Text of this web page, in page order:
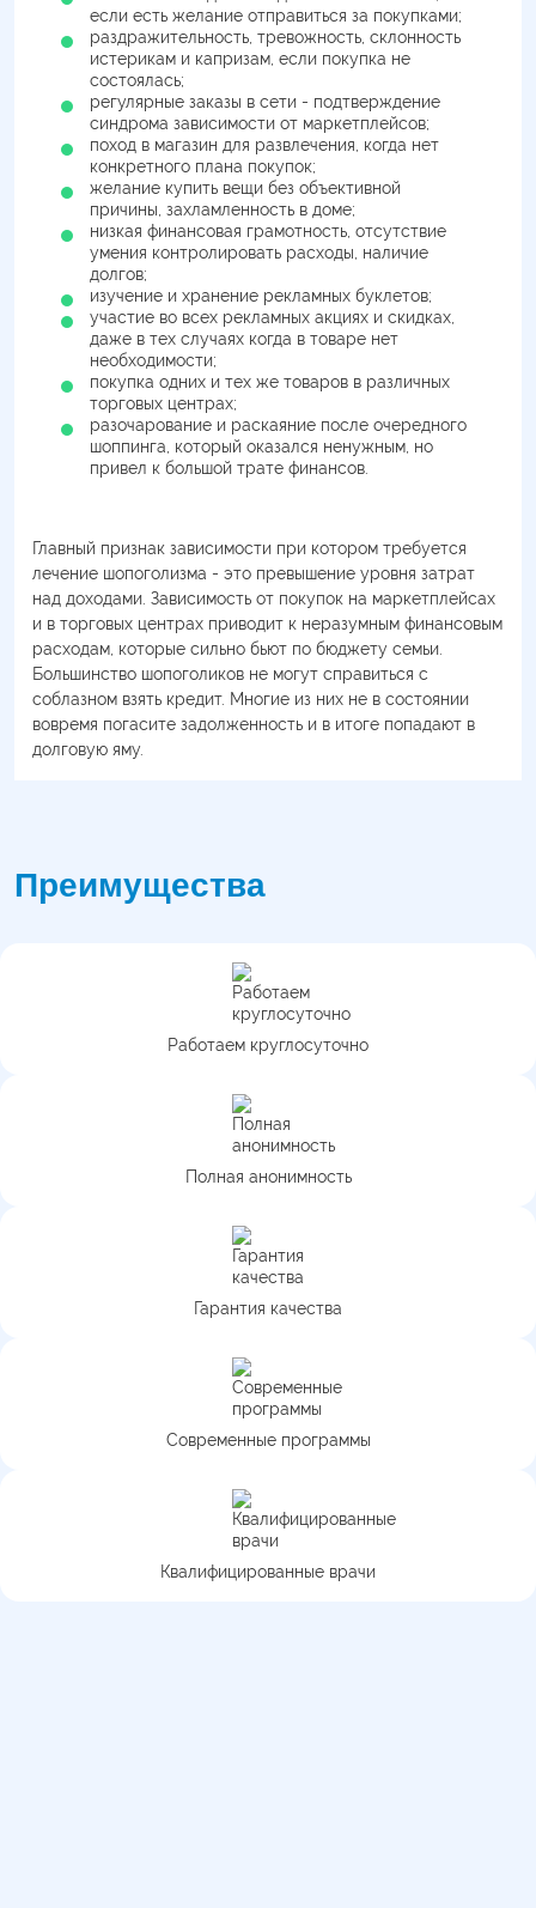
если есть желание отправиться за покупками;
раздражительность, тревожность, склонность
истерикам и капризам, если покупка не
состоялась;
регулярные заказы в сети - подтверждение
синдрома зависимости от маркетплейсов;
поход в магазин для развлечения, когда нет
конкретного плана покупок;
желание купить вещи без объективной
причины, захламленность в доме;
низкая финансовая грамотность, отсутствие
умения контролировать расходы, наличие
долгов;
изучение и хранение рекламных буклетов;
участие во всех рекламных акциях и скидках,
даже в тех случаях когда в товаре нет
необходимости;
покупка одних и тех же товаров в различных
торговых центрах;
разочарование и раскаяние после очередного
шоппинга, который оказался ненужным, но
привел к большой трате финансов.
Главный признак зависимости при котором требуется
лечение шопоголизма - это превышение уровня затрат
над доходами. Зависимость от покупок на маркетплейсах
и в торговых центрах приводит к неразумным финансовым
расходам, которые сильно бьют по бюджету семьи.
Большинство шопоголиков не могут справиться с
соблазном взять кредит. Многие из них не в состоянии
вовремя погасите задолженность и в итоге попадают в
долговую яму.
Преимущества
Работаем круглосуточно
Полная анонимность
Гарантия качества
Современные программы
Квалифицированные врачи